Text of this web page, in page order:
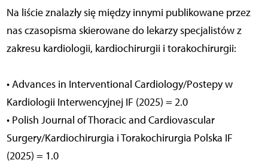
Na liście znalazły się między innymi publikowane przez
nas czasopisma skierowane do lekarzy specjalistów z
zakresu kardiologii, kardiochirurgii i torakochirurgii:
• Advances in Interventional Cardiology/Postepy w
Kardiologii Interwencyjnej IF (2025) = 2.0
• Polish Journal of Thoracic and Cardiovascular
Surgery/Kardiochirurgia i Torakochirurgia Polska IF
(2025) = 1.0